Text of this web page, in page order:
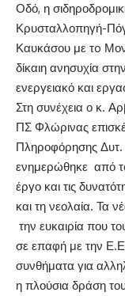
Οδό, η
Κρυσταλλοπηγή-
Καυκάσου με τo
δίκαιη ανησυχία
ενεργειακό και
Στη συνέχεια ο κ.
ΠΣ Φλώρινας
Πληροφόρησης
ενημερώθηκε από
έργο και τις
και τη νεολαία. Τα
την ευκαιρία που
σε επαφή με την
συνθήματα για
η πλούσια δράση